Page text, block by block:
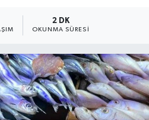
2 DK
OKUNMA SÜRESI